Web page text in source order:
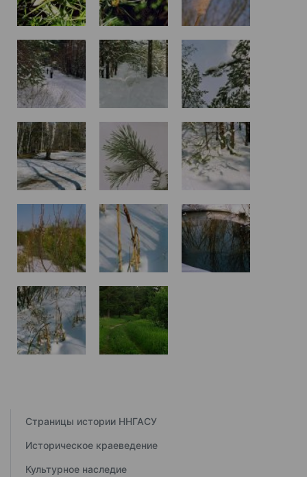
Страницы истории ННГАСУ
Историческое краеведение
Культурное наследие